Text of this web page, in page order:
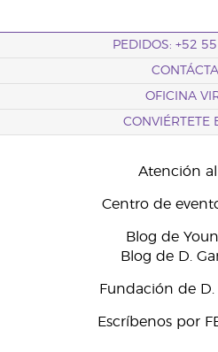
PEDIDOS: +52
OFICINA
CONVIÉRTETE
Atención
Centro de
Blog de
Blog de D.
Fundación de D.
Escríbenos por